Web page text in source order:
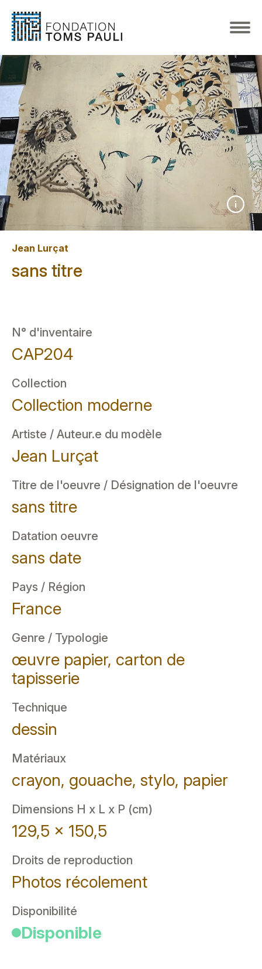
Jean Lurçat
sans titre
N° d'inventaire
CAP204
Collection
Collection moderne
Artiste / Auteur.e du modèle
Jean Lurçat
Titre de l'oeuvre / Désignation de l'oeuvre
sans titre
Datation oeuvre
sans date
Pays / Région
France
Genre / Typologie
œuvre papier, carton de
tapisserie
Technique
dessin
Matériaux
crayon, gouache, stylo, papier
Dimensions H x L x P (cm)
129,5 x 150,5
Droits de reproduction
Photos récolement
Disponibilité
Disponible